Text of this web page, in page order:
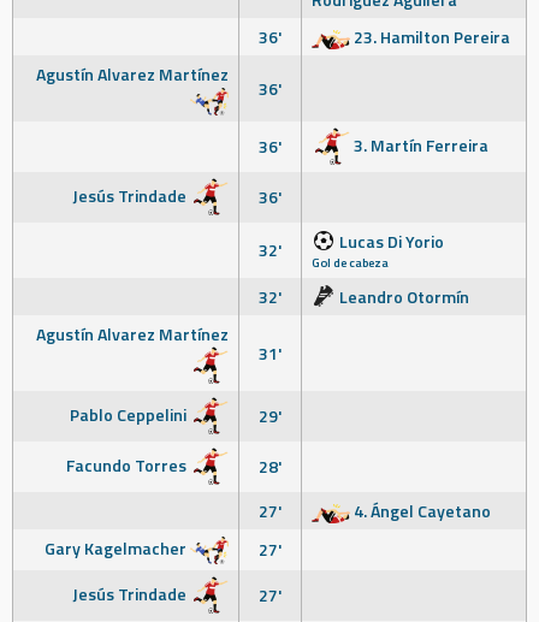
36'
23. Hamilton Pereira
Agustín Alvarez Martínez
36'
36'
3. Martín Ferreira
Jesús Trindade
36'
32' Lucas Di Yorio
Gol de cabeza
32'
Leandro Otormín
Agustín Alvarez Martínez
31'
Pablo Ceppelini
29'
Facundo Torres
28'
27'
4. Ángel Cayetano
Gary Kagelmacher
27'
Jesús Trindade
27'